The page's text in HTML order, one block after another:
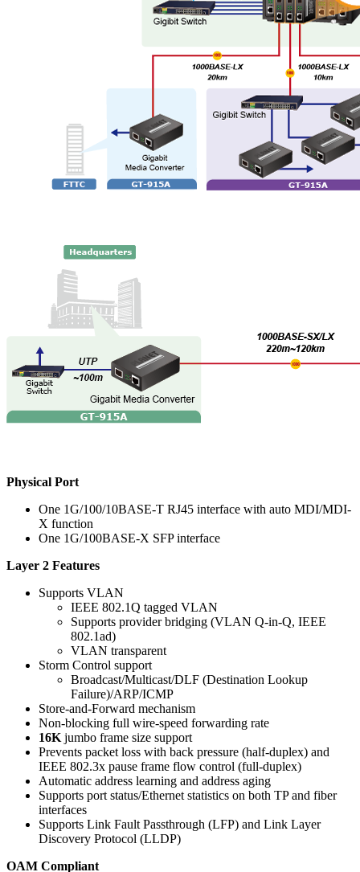
Physical Port
One 1G/100/10BASE-T RJ45 interface with auto MDI/MDI-
X function
One 1G/100BASE-X SFP interface
Layer 2 Features
Supports VLAN
IEEE 802.1Q tagged VLAN
Supports provider bridging (VLAN Q-in-Q, IEEE
802.1ad)
VLAN transparent
Storm Control support
Broadcast/Multicast/DLF (Destination Lookup
Failure)/ARP/ICMP
Store-and-Forward mechanism
Non-blocking full wire-speed forwarding rate
16K jumbo frame size support
Prevents packet loss with back pressure (half-duplex) and
IEEE 802.3x pause frame flow control (full-duplex)
Automatic address learning and address aging
Supports port status/Ethernet statistics on both TP and fiber
interfaces
Supports Link Fault Passthrough (LFP) and Link Layer
Discovery Protocol (LLDP)
OAM Compliant